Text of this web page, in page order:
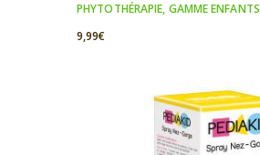
PHYTOTHÉRAPIE, GAMME ENFANTS
9,99€